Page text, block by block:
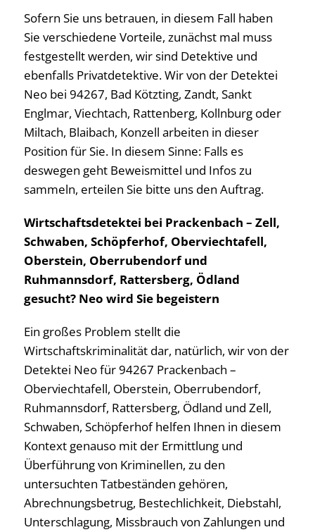
Sofern Sie uns betrauen, in diesem Fall haben
Sie verschiedene Vorteile, zunächst mal muss
festgestellt werden, wir sind Detektive und
ebenfalls Privatdetektive. Wir von der Detektei
Neo bei 94267, Bad Kötzting, Zandt, Sankt
Englmar, Viechtach, Rattenberg, Kollnburg oder
Miltach, Blaibach, Konzell arbeiten in dieser
Position für Sie. In diesem Sinne: Falls es
deswegen geht Beweismittel und Infos zu
sammeln, erteilen Sie bitte uns den Auftrag.
Wirtschaftsdetektei bei Prackenbach – Zell,
Schwaben, Schöpferhof, Oberviechtafell,
Oberstein, Oberrubendorf und
Ruhmannsdorf, Rattersberg, Ödland
gesucht? Neo wird Sie begeistern
Ein großes Problem stellt die
Wirtschaftskriminalität dar, natürlich, wir von der
Detektei Neo für 94267 Prackenbach –
Oberviechtafell, Oberstein, Oberrubendorf,
Ruhmannsdorf, Rattersberg, Ödland und Zell,
Schwaben, Schöpferhof helfen Ihnen in diesem
Kontext genauso mit der Ermittlung und
Überführung von Kriminellen, zu den
untersuchten Tatbeständen gehören,
Abrechnungsbetrug, Bestechlichkeit, Diebstahl,
Unterschlagung, Missbrauch von Zahlungen und